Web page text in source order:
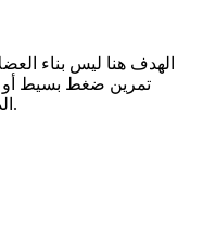
​الهدف هنا ليس بناء
تمرين ضغط بسيط أو
الدماغ ويفرز كيمياء السعادة بشكل فوري.